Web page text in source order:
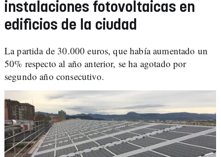
instalaciones fotovoltaicas en
edificios de la ciudad
La partida de 30.000 euros, que había aumentado un
50% respecto al año anterior, se ha agotado por
segundo año consecutivo.